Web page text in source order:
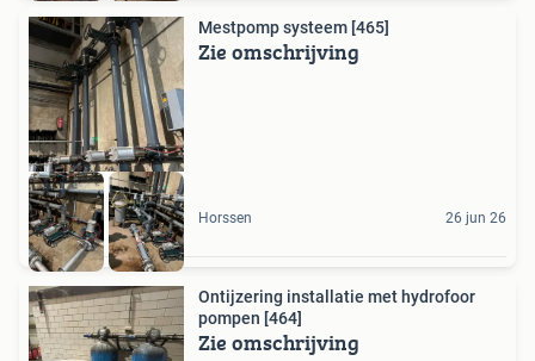
Mestpomp systeem [465]
Zie omschrijving
Horssen 26 jun 26
Ontijzering installatie met hydrofoor
pompen [464]
Zie omschrijving